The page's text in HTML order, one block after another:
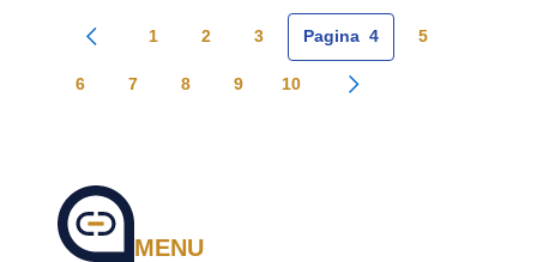
Pagina precedente
1 2 3 Pagina 4 5
6 7 8 9 10
Pagina successiva
MENU